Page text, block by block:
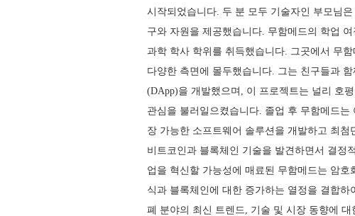
시작되었습니다. 두 분 모두 기술자인 부모님
구와 자원을 제공했습니다. 무함메드의 학업
과학 학사 학위를 취득했습니다. 그곳에서 무
다양한 측면에 몰두했습니다. 그는 친구들과
(DApp)을 개발했으며, 이 프로젝트는 널리 호
관심을 불러일으켰습니다. 졸업 후 무함메드
장 가능한 소프트웨어 솔루션을 개발하고 최
비트코인과 블록체인 기술을 발견하면서 결정
업을 혁신할 가능성에 매료된 무함메드는 암
식과 블록체인에 대한 증가하는 열정을 결합
폐 분야의 최신 트렌드, 기술 및 시장 동향에